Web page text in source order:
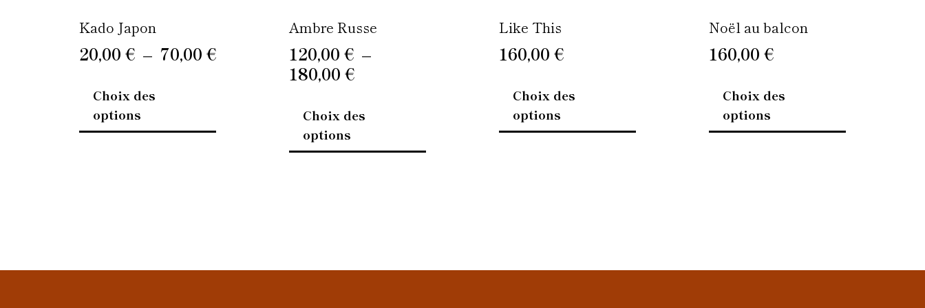
Kado Japon
20,00 € – 70,00 €
Choix des
options
produit
Ambre Russe
120,00 € –
180,00 €
Choix des
options
Like This
160,00 €
Choix des
options
Noël au balcon
160,00 €
Choix des
options